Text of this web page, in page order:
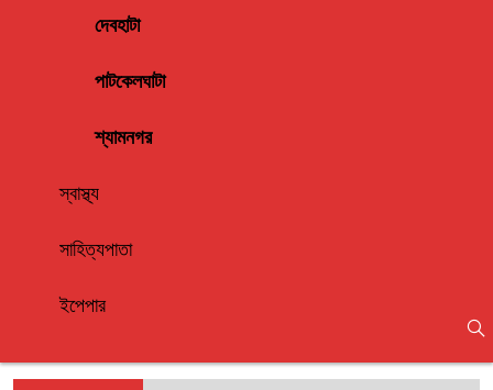
দেবহাটা
পাটকেলঘাটা
শ্যামনগর
স্বাস্থ্য
সাহিত্যপাতা
ইপেপার